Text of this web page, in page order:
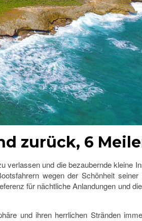
zurück, 6
verlassen und die bezaubernde kleine
wegen der Schönheit
für nächtliche Anlandungen und
und ihren herrlichen Stränden